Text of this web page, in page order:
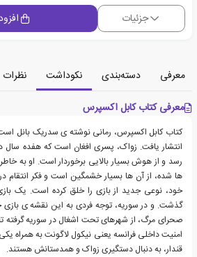
جزئیات
معرفی دسته‌بندی نکوداشت
نظرات
معرفی کتاب کابل اکسپرس
انتشار یافت. زواک، پسری افغان است که هفده سال
رسد و از هوش بسیار بالایی برخوردار است. او به
ها شده، از آن ها بسیار خشمگین است و فکر انتقام در
خود، نوعی جدید از بازی را خلق کرده است. یک
گذشت. و در سوریه، توجه فردی به این نقشه ی بازی
صحرای مرگ، از شهرهای تحت اشغال در سوریه گرفته تا
امنیت داخلی فرانسه یعنی نیکول لاگونت به همراه یکی
قندار، به دنبال دستگیری زواک و همدستانش هستند.